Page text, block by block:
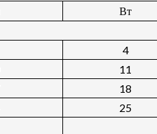
Вт
4
11
18
25